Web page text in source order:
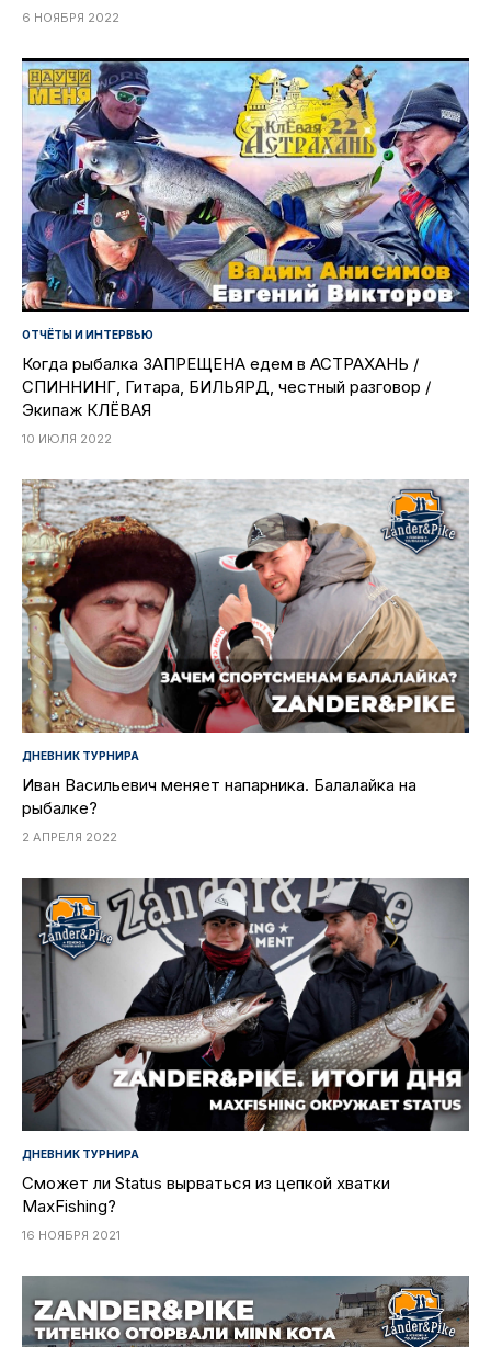
6 НОЯБРЯ 2022
ОТЧЁТЫ И ИНТЕРВЬЮ
Когда рыбалка ЗАПРЕЩЕНА едем в АСТРАХАНЬ /
СПИННИНГ, Гитара, БИЛЬЯРД, честный разговор /
Экипаж КЛЁВАЯ
10 ИЮЛЯ 2022
ДНЕВНИК ТУРНИРА
Иван Васильевич меняет напарника. Балалайка на
рыбалке?
2 АПРЕЛЯ 2022
ДНЕВНИК ТУРНИРА
Сможет ли Status вырваться из цепкой хватки
MaxFishing?
16 НОЯБРЯ 2021